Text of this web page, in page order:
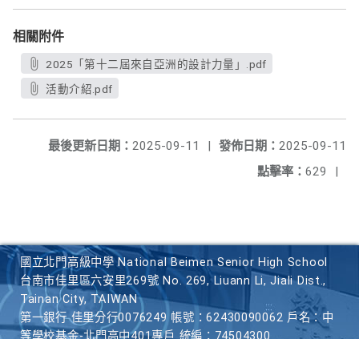
相關附件
2025「第十二屆來自亞洲的設計力量」.pdf
活動介紹.pdf
發佈日期： 2025-09-11
最後更新日期： 2025-09-11
|
點擊率： 629 |
國立北門高級中學 National Beimen Senior High School
台南市佳里區六安里269號 No. 269, Liuann Li, Jiali Dist.,
Tainan City, TAIWAN
第一銀行 佳里分行0076249 帳號：62430090062 戶名：中
等學校基金-北門高中401專戶 統編：74504300